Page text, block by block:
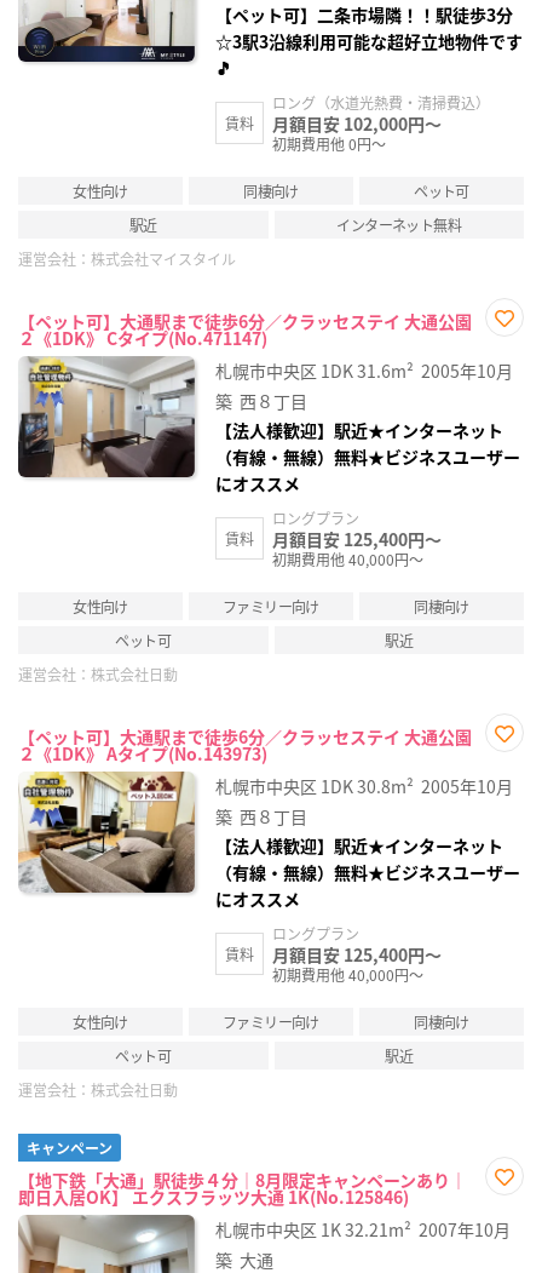
【ペット可】二条市場隣！！駅徒歩3分
☆3駅3沿線利用可能な超好立地物件です
🎵
賃料
ロング（水道光熱費・清掃費込）
月額目安 102,000円～
初期費用他 0円～
女性向け 同棲向け
ペット可
駅近
インターネット無料
運営会社： 株式会社マイスタイル
【ペット可】大通駅まで徒歩6分／クラッセステイ 大通公園
２《1DK》 Cタイプ(No.471147)
に入
り登
札幌市中央区 1DK31.6m² 2005年10月
築 西８丁目
【法人様歓迎】駅近★インターネット
（有線・無線）無料★ビジネスユーザー
にオススメ
賃料
ロングプラン
月額目安 125,400円～
初期費用他 40,000円～
女性向け ファミリー向け
同棲向け
ペット可
駅近
運営会社： 株式会社日動
【ペット可】大通駅まで徒歩6分／クラッセステイ 大通公園
２《1DK》 Aタイプ(No.143973)
に入
り登
札幌市中央区 1DK30.8m² 2005年10月
築 西８丁目
【法人様歓迎】駅近★インターネット
（有線・無線）無料★ビジネスユーザー
にオススメ
賃料
ロングプラン
月額目安 125,400円～
初期費用他 40,000円～
女性向け ファミリー向け
同棲向け
ペット可
駅近
運営会社： 株式会社日動
キャンペーン
【地下鉄「大通」駅徒歩４分｜8月限定キャンペーンあり｜
即日入居OK】 エクスフラッツ大通 1K(No.125846)
に入
り登
札幌市中央区 1K32.21m² 2007年10月
築 大通